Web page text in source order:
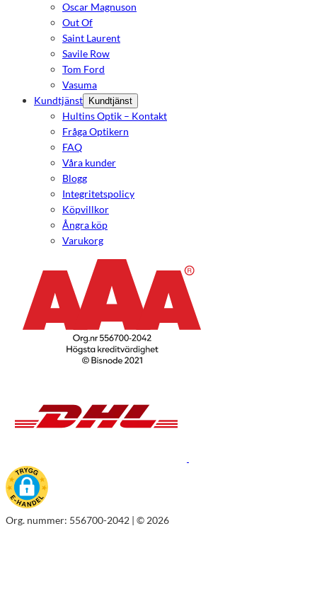
Oscar Magnuson
Out Of
Saint Laurent
Savile Row
Tom Ford
Vasuma
Kundtjänst
Kundtjänst
Hultins Optik – Kontakt
Fråga Optikern
FAQ
Våra kunder
Blogg
Integritetspolicy
Köpvillkor
Ångra köp
Varukorg
Org. nummer: 556700-2042 | © 2026